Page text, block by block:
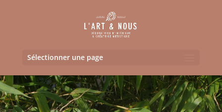
Sélectionner une page